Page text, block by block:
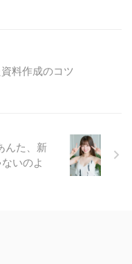
料作成のコツ
た、新
いのよ